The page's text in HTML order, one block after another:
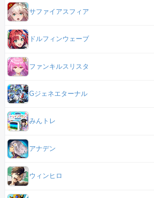
サファイアスフィア
ドルフィンウェーブ
ファンキルスリスタ
Gジェネエターナル
みんトレ
アナデン
ウィンヒロ